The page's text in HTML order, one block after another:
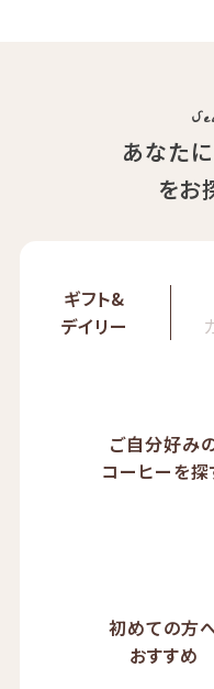
あなた
をお
ギフト&
デイリー
ご自分好み
コーヒーを探
初めての方
おすすめ